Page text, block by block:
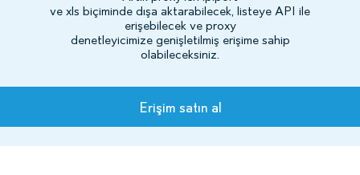
ve xls biçiminde dışa aktarabilecek, listeye API ile
erişebilecek ve proxy
denetleyicimize genişletilmiş erişime sahip
olabileceksiniz.
Planlar
Erişim satın al